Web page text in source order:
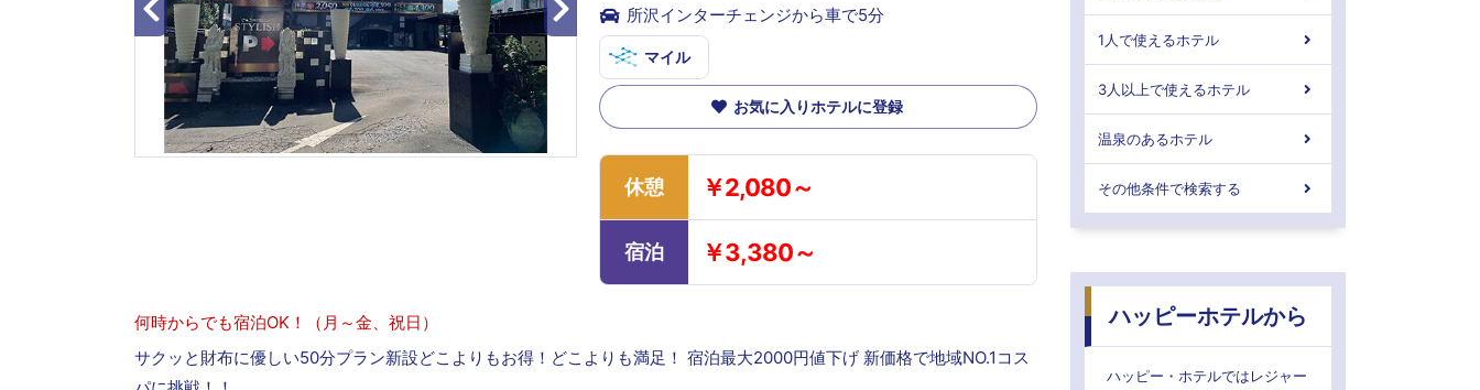
所沢インターチェンジから車で5分
マイル
お気に入りホテルに登録
休憩 ￥2,080～
宿泊 ￥3,380～
何時からでも宿泊OK！（月～金、祝日）
サクッと財布に優しい50分プラン新設どこよりもお得！どこよりも満足！ 宿泊最大2000円値下げ 新価格で地域NO.1コス
1人で使えるホテル
3人以上で使えるホテル
温泉のあるホテル
その他条件で検索する
ハッピーホテルから
ハッピー・ホテルではレジャー